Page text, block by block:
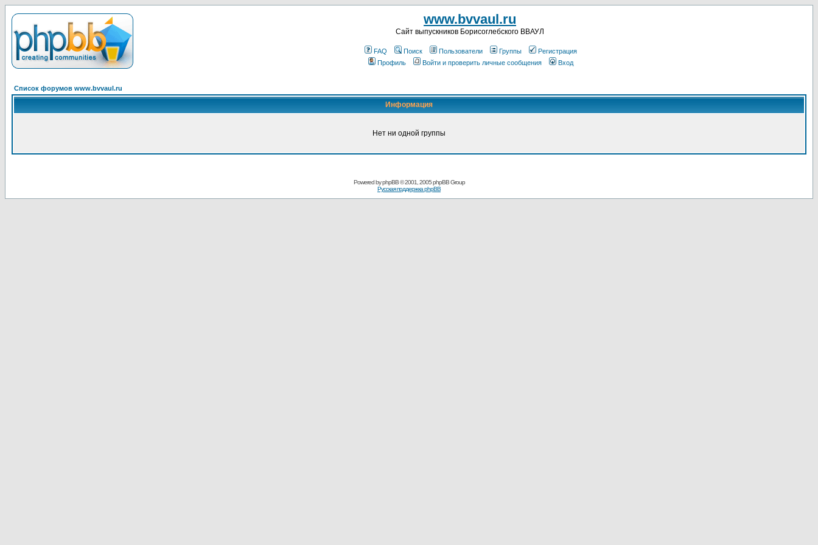
www.bvvaul.ru
Cайт выпускников Борисоглебского ВВАУЛ
FAQ Поиск Пользователи Группы
Регистрация
Профиль
Войти и проверить личные сообщения Вход
Список форумов www.bvvaul.ru
Информация
Нет ни одной группы
Powered byphpBB© 2001, 2005 phpBB Group
Русская поддержка phpBB